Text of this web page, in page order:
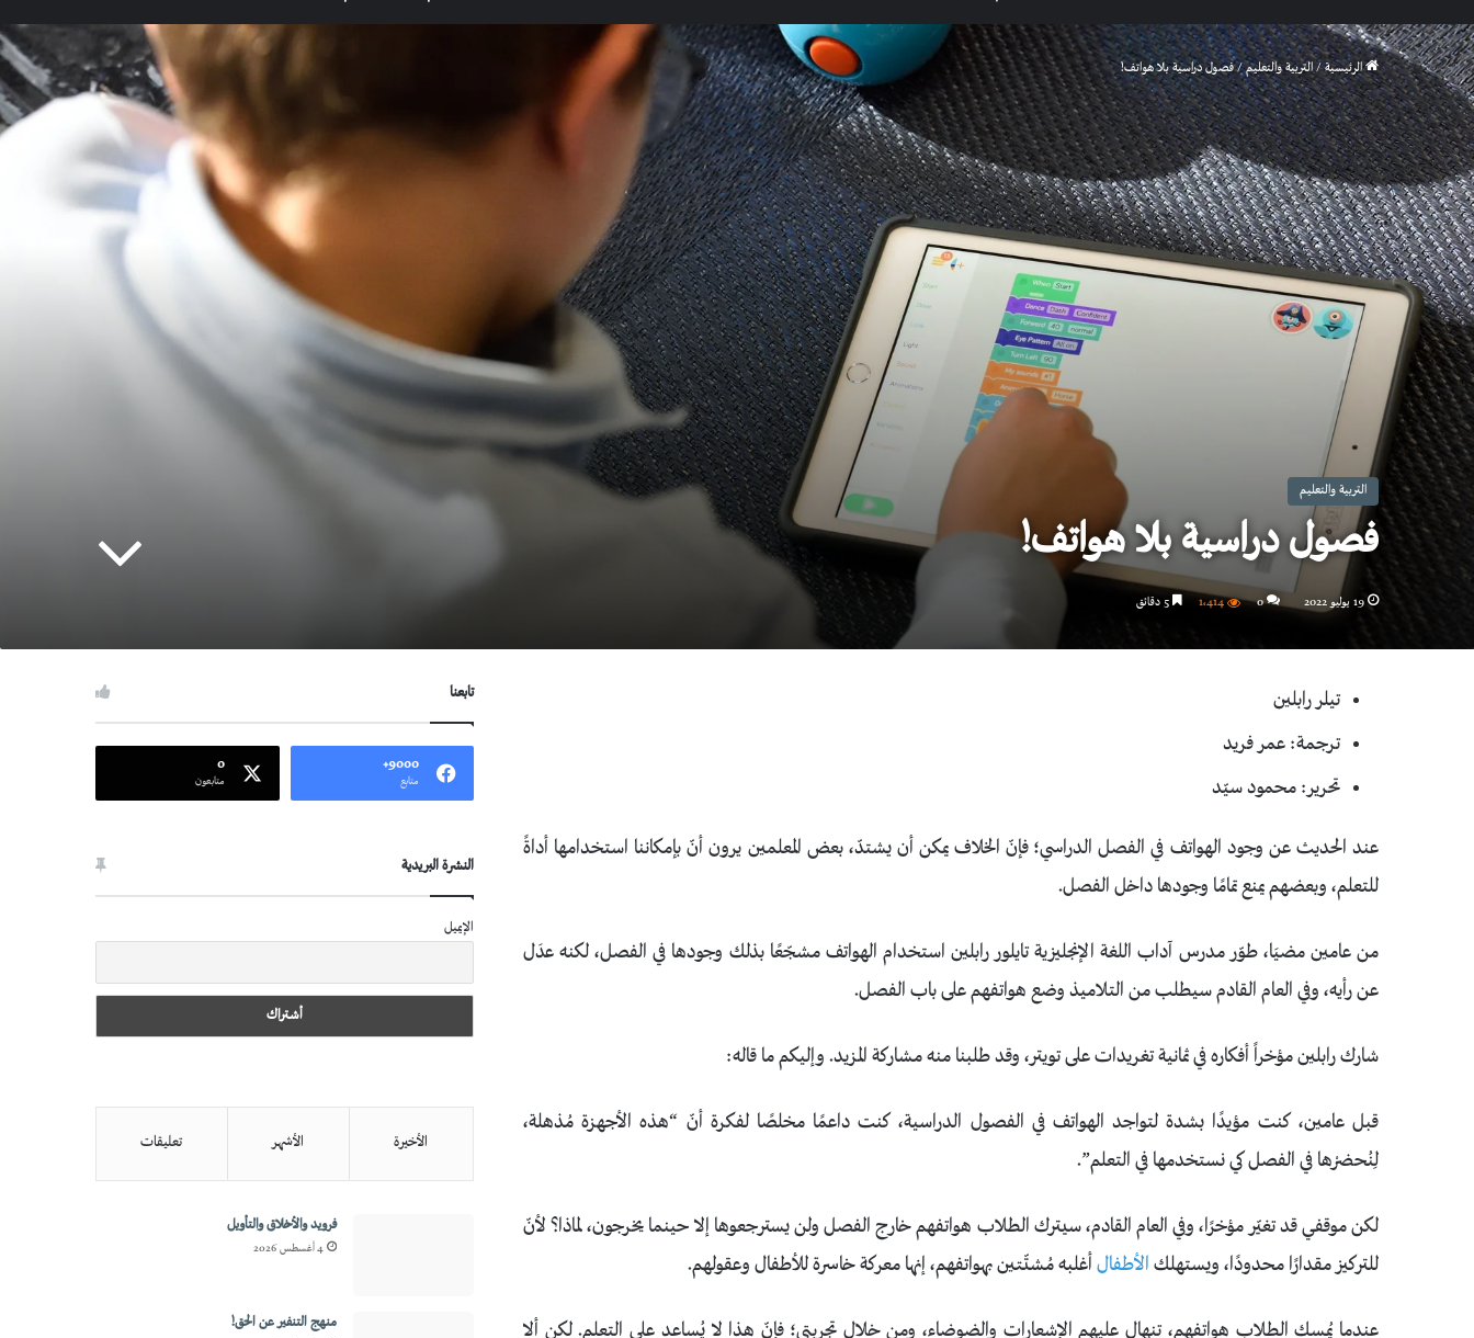
الرئيسية / التربية والتعليم / فصول دراسية بلا هواتف!
التربية والتعليم
فصول دراسية بلا هواتف!
19 يوليو 2022 0 1٬414
تيلر رابلين
ترجمة: عمر فريد
تحرير: محمود سيّد
عند الحديث عن وجود الهواتف في الفصل الدراسي؛ فإنّ الخلاف يمكن أن يشتدّ، بعض المعلمين يرون أنّ بإمكاننا استخدامها أداةً
للتعلم، وبعضهم يمنع تمامًا وجودها داخل الفصل.
من عامين مضيَا، طوّر مدرس آداب اللغة الإنجليزية تايلور رابلين استخدام الهواتف مشجّعًا بذلك وجودها في الفصل، لكنه عدَل
عن رأيه، وفي العام القادم سيطلب من التلاميذ وضع هواتفهم على باب الفصل.
شارك رابلين مؤخراً أفكاره في ثمانية تغريدات على تويتر، وقد طلبنا منه مشاركة المزيد. وإليكم ما قاله:
قبل عامين، كنت مؤيدًا بشدة لتواجد الهواتف في الفصول الدراسية، كنت داعمًا مخلصًا لفكرة أنّ “هذه الأجهزة مُذهلة،
لِنُحضرْها في الفصل كي نستخدمها في التعلم”.
لكن موقفي قد تغيّر مؤخرًا، وفي العام القادم، سيترك الطلاب هواتفهم خارج الفصل ولن يسترجعوها إلا حينما يخرجون، لماذا؟ لأنّ
للتركيز مقدارًا محدودًا، ويستهلك الأطفال أغلبه مُشتّتين بهواتفهم، إنها معركة خاسرة للأطفال وعقولهم.
عندما يُمسك الطلاب هواتفهم، تنهال عليهم الإشعارات والضوضاء، ومن خلال تجربتي؛ فإنّ هذا لا يُساعد على التعلم. لكن ألا
تابعنا
9000+
متابع
0
متابعون
النشرة البريدية
الإيميل
الأخيرة الأشهر تعليقات
فرويد والأخلاق والتأويل
4 أغسطس 2026
منهج التنفير عن الحق!